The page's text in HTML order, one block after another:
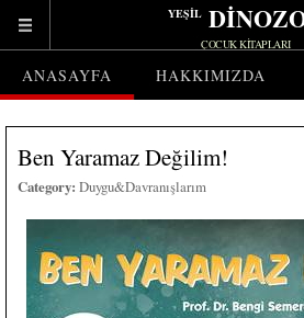
YEŞİL
ÇOCUK KITAPLARI
ANASAYFA HAKKIMIZDA
Ben Yaramaz Değilim!
Category: Duygu&Davranışlarım